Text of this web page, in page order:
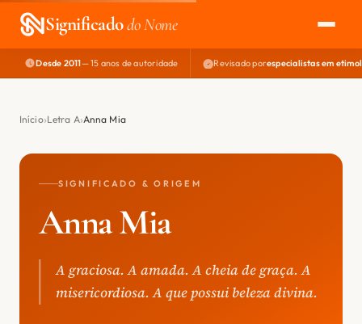
Significadodo Nome
EXPLORAR
NOME PERFEITO
Desde 2011— 15 anos de autoridade Revisado porespecialistas em
Início Letra A Anna Mia
SIGNIFICADO & ORIGEM
Anna Mia
A graciosa. A amada. A cheia de graça. A
misericordiosa. A que possui beleza divina.